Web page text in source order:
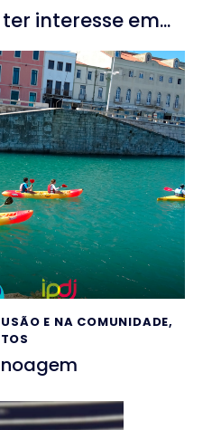
interesse em...
E NA COMUNIDADE,